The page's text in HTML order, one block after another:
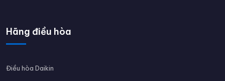
Hãng điều hòa
Điều hòa Daikin